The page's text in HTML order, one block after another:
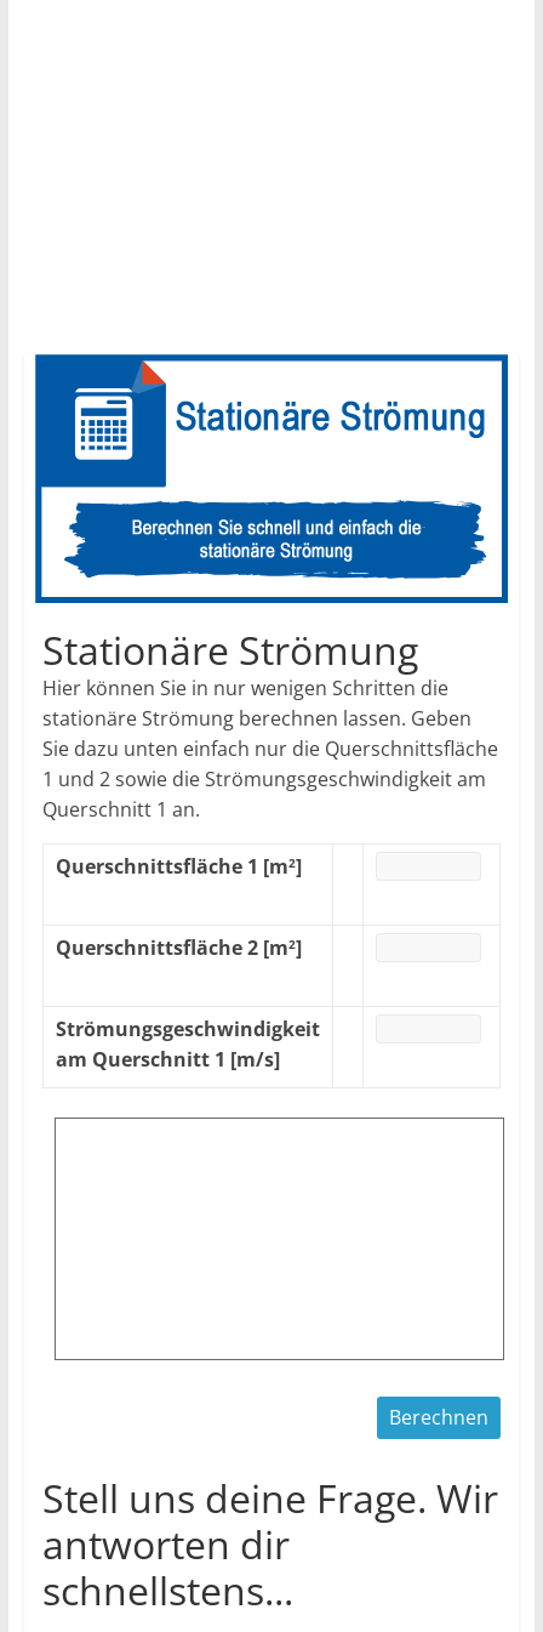
Stationäre Strömung
Hier können Sie in nur wenigen Schritten die
stationäre Strömung berechnen lassen. Geben
Sie dazu unten einfach nur die Querschnittsfläche
1 und 2 sowie die Strömungsgeschwindigkeit am
Querschnitt 1 an.
Querschnittsfläche 1 [m2]
Querschnittsfläche 2 [m2]
Strömungsgeschwindigkeit
am Querschnitt 1 [m/s]
Stell uns deine Frage. Wir
antworten dir
schnellstens...